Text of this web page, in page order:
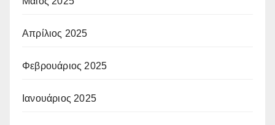
Απρίλιος 2025
Φεβρουάριος 2025
Ιανουάριος 2025